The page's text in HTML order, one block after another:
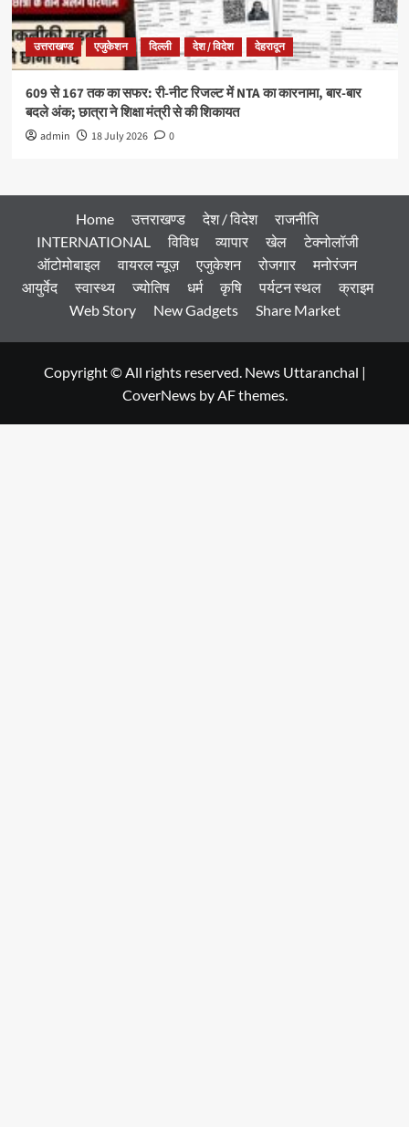
उत्तराखण्ड एजुकेशन दिल्ली देश / विदेश देहरादून
609 से 167 तक का सफर: री-नीट रिजल्ट में NTA का कारनामा, बार-बार
बदले अंक; छात्रा ने शिक्षा मंत्री से की शिकायत
admin 18 July 2026 0
Home उत्तराखण्ड देश / विदेश
राजनीति
INTERNATIONAL
विविध व्यापार खेल
टेक्नोलॉजी
ऑटोमोबाइल
वायरल न्यूज़ एजुकेशन रोजगार
मनोरंजन
आयुर्वेद
स्वास्थ्य ज्योतिष धर्म कृषि पर्यटन स्थल
क्राइम
Web Story
New Gadgets Share Market
Copyright © All rights reserved. News Uttaranchal |
CoverNewsby AF themes.